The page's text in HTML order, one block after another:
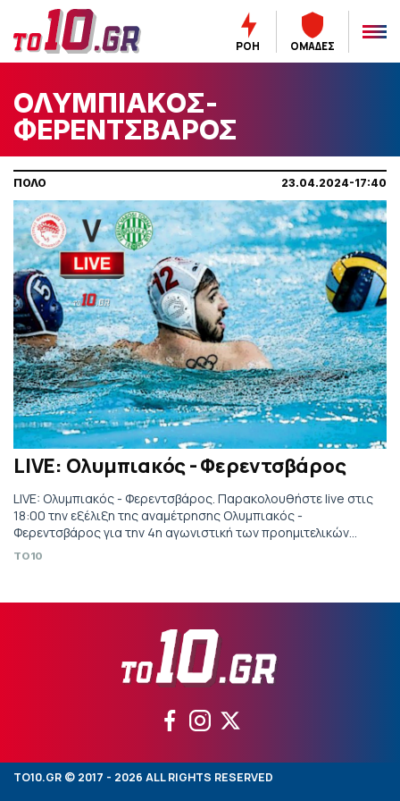
ΡΟΗ ΟΜΑΔΕΣ
ΟΛΥΜΠΙΑΚΟΣ-
ΦΕΡΕΝΤΣΒΑΡΟΣ
ΠΟΛΟ 23.04.2024-17:40
LIVE: Ολυμπιακός - Φερεντσβάρος
LIVE: Ολυμπιακός - Φερεντσβάρος. Παρακολουθήστε live στις
18:00 την εξέλιξη της αναμέτρησης Ολυμπιακός -
Φερεντσβάρος για την 4η αγωνιστική των προημιτελικών
ομίλων του Champions League. Τηλεοπτικά από ΕΡΤ Sports
TO10
TO10.GR © 2017 - 2026 ALL RIGHTS RESERVED